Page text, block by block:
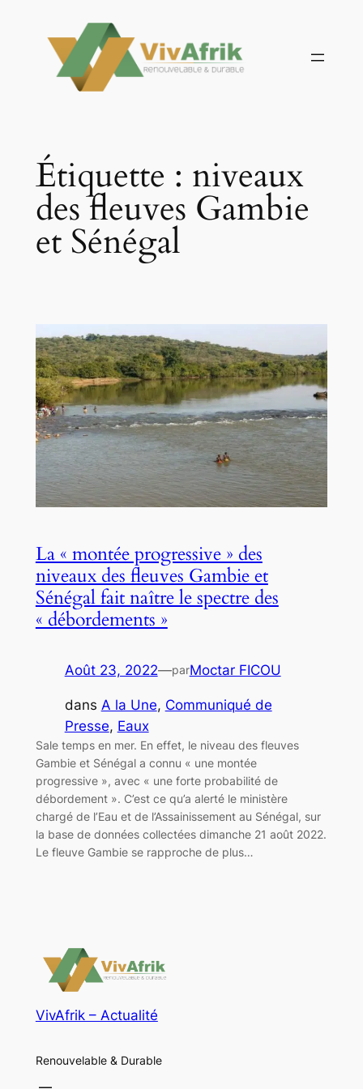
contenu
Étiquette : niveaux
des fleuves Gambie
et Sénégal
La « montée progressive » des
niveaux des fleuves Gambie et
Sénégal fait naître le spectre des
« débordements »
Août 23, 2022—parMoctar FICOU
dans A la Une, Communiqué de
Presse, Eaux
Sale temps en mer. En effet, le niveau des fleuves
Gambie et Sénégal a connu « une montée
progressive », avec « une forte probabilité de
débordement ». C’est ce qu’a alerté le ministère
chargé de l’Eau et de l’Assainissement au Sénégal, sur
la base de données collectées dimanche 21 août 2022.
Le fleuve Gambie se rapproche de plus…
VivAfrik – Actualité
Renouvelable & Durable